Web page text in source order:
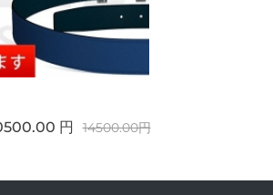
円 14500.00円